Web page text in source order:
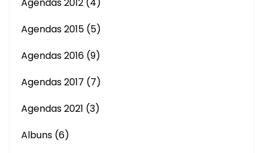
Agendas 2015 (5)
Agendas 2016 (9)
Agendas 2017 (7)
Agendas 2021 (3)
Albuns (6)